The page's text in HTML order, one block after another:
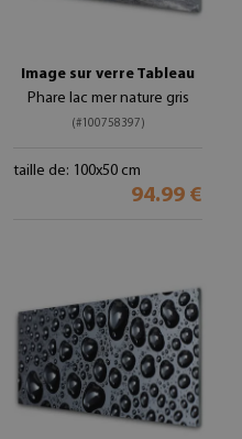
Image sur verre Tableau
Phare lac mer nature gris
(#100758397)
taille de: 100x50 cm
94.99 €